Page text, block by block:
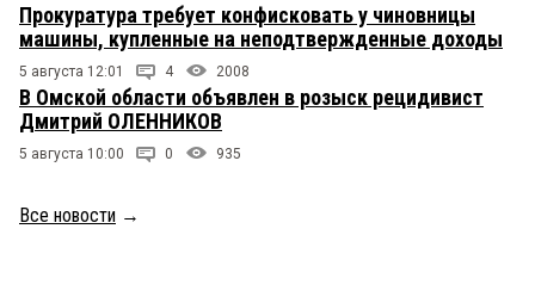
Прокуратура требует конфисковать у чиновницы
машины, купленные на неподтвержденные доходы
5 августа 12:01 4 2008
В Омской области объявлен в розыск рецидивист
Дмитрий ОЛЕННИКОВ
5 августа 10:00 0 935
Все новости →